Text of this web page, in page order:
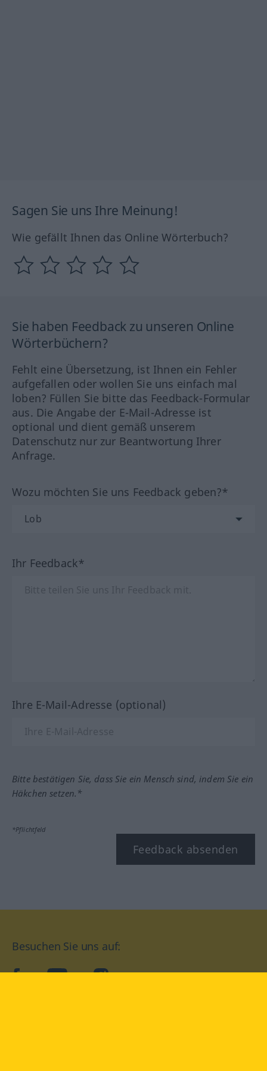
Sagen Sie uns Ihre Meinung!
Wie gefällt Ihnen das Online Wörterbuch?
Sie haben Feedback zu unseren Online
Wörterbüchern?
Fehlt eine Übersetzung, ist Ihnen ein Fehler
aufgefallen oder wollen Sie uns einfach mal
loben? Füllen Sie bitte das Feedback-Formular
aus. Die Angabe der E-Mail-Adresse ist
optional und dient gemäß unserem
Datenschutz nur zur Beantwortung Ihrer
Anfrage.
Wozu möchten Sie uns Feedback geben?*
Ihr Feedback*
Ihre E-Mail-Adresse (optional)
Bitte bestätigen Sie, dass Sie ein Mensch sind, indem Sie ein
Häkchen setzen.*
*Pflichtfeld
Feedback absenden
Besuchen Sie uns auf:
facebookYouTube Instagram